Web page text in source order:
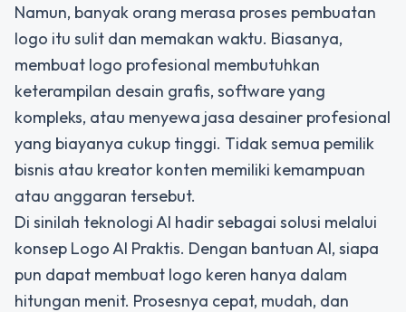
Namun, banyak orang merasa proses pembuatan
logo itu sulit dan memakan waktu. Biasanya,
membuat logo profesional membutuhkan
keterampilan desain grafis, software yang
kompleks, atau menyewa jasa desainer profesional
yang biayanya cukup tinggi. Tidak semua pemilik
bisnis atau kreator konten memiliki kemampuan
atau anggaran tersebut.
Di sinilah teknologi AI hadir sebagai solusi melalui
konsep Logo AI Praktis. Dengan bantuan AI, siapa
pun dapat membuat logo keren hanya dalam
hitungan menit. Prosesnya cepat, mudah, dan